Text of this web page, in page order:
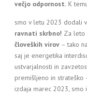
večjo odpornost. K
smo v letu 2023 dodali
ravnati skrbno! Za leto
človeških virov – tako
saj je energetika
ustvarjalnosti in
premišljeno in strateško
izdaja marec 2023,